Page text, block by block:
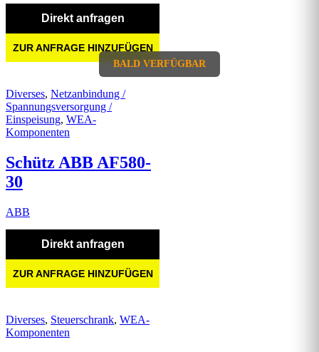
BALD VERFÜGBAR
Direkt anfragen
ZUR ANFRAGE HINZUFÜGEN
Diverses, Netzanbindung /
Spannungsversorgung /
Einspeisung, WEA-
Komponenten
Schütz ABB AF580-
30
ABB
Direkt anfragen
ZUR ANFRAGE HINZUFÜGEN
Diverses, Steuerschrank, WEA-
Komponenten